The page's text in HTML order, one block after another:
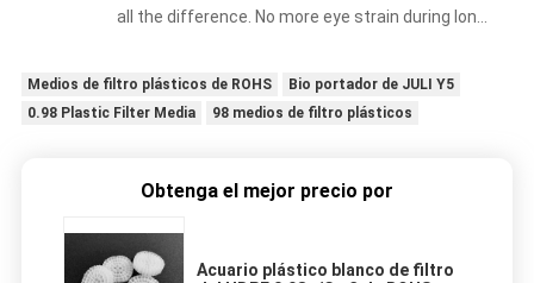
all the difference. No more eye strain during long
set it up properly!""The Pico 4's visual clarity is
fantastic once you dial in the IPD correctly. The
eye strain during long sessions. Highly
once you dial in the IPD correctly. The manual
Medios de filtro plásticos de ROHS
Bio portador de JULI Y5
0.98 Plastic Filter Media
98 medios de filtro plásticos
Obtenga el mejor precio por
Acuario plástico blanco de filtro